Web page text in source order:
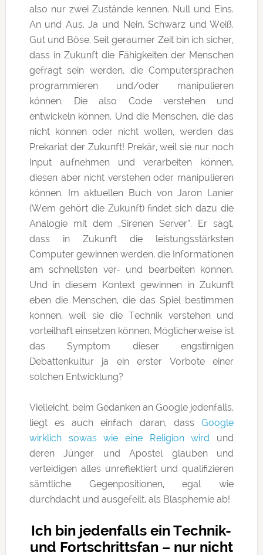
also nur zwei Zustände kennen. Null und Eins.
An und Aus. Ja und Nein. Schwarz und Weiß.
Gut und Böse. Seit geraumer Zeit bin ich sicher,
dass in Zukunft die Fähigkeiten der Menschen
gefragt sein werden, die Computersprachen
programmieren und/oder manipulieren
können. Die also Code verstehen und
entwickeln können. Und die Menschen, die das
nicht können oder nicht wollen, werden das
Prekariat der Zukunft! Prekär, weil sie nur noch
Input aufnehmen und verarbeiten können,
diesen aber nicht verstehen oder manipulieren
können. Im aktuellen Buch von Jaron Lanier
(Wem gehört die Zukunft) findet sich dazu die
Analogie mit dem „Sirenen Server“. Er sagt,
dass in Zukunft die leistungsstärksten
Computer gewinnen werden, die Informationen
am schnellsten ver- und bearbeiten können.
Und in diesem Kontext gewinnen in Zukunft
eben die Menschen, die das Spiel bestimmen
können, weil sie die Technik verstehen und
vorteilhaft einsetzen können. Möglicherweise ist
das Symptom dieser engstirnigen
Debattenkultur ja ein erster Vorbote einer
solchen Entwicklung?
Vielleicht, beim Gedanken an Google jedenfalls,
liegt es auch einfach daran, dassGoogle
wirklich sowas wie eine Religion wird und
deren Jünger und Apostel glauben und
verteidigen alles unreflektiert und qualifizieren
sämtliche Gegenpositionen, egal wie
durchdacht und ausgefeilt, als Blasphemie ab!
Ich bin jedenfalls ein Technik-
und Fortschrittsfan – nur nicht